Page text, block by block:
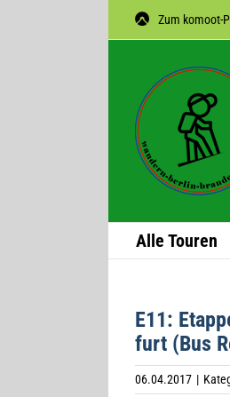
Zum komoot-
Alle Tou­ren
E11:
furt (Bus
06.04.2017 |